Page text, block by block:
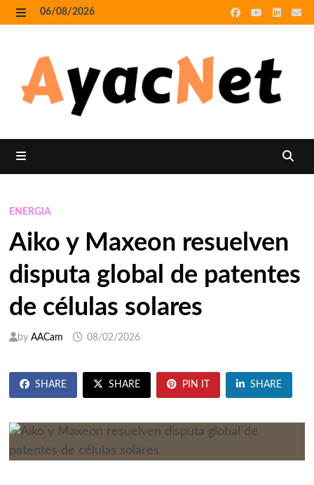
Skip
to
06/08/2026
ENERGIA
Aiko y Maxeon resuelven
disputa global de patentes
de células solares
by AACam 08/02/2026
SHARE SHARE PIN IT SHARE